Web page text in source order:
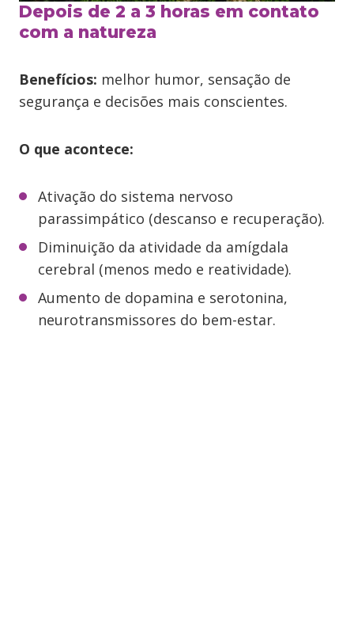
Depois de 2 a 3 horas em contato
com a natureza
Benefícios: melhor humor, sensação de
segurança e decisões mais conscientes.
O que acontece:
Ativação do sistema nervoso
parassimpático (descanso e recuperação).
Diminuição da atividade da amígdala
cerebral (menos medo e reatividade).
Aumento de dopamina e serotonina,
neurotransmissores do bem-estar.